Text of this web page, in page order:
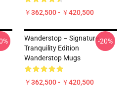
￥362,500 - ￥420,500
Wanderstop – Signature
Tranquility Edition
Wanderstop Mugs
￥362,500 - ￥420,500
-20%